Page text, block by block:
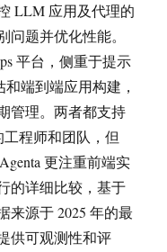
LLM 应用及代理的
题并优化性能。
平台，侧重于提示
和端到端应用构建，
管理。两者都支持
程师和团队，但
更注重前端实
的详细比较，基于
来源于 2025 年的最
供可观测性和评